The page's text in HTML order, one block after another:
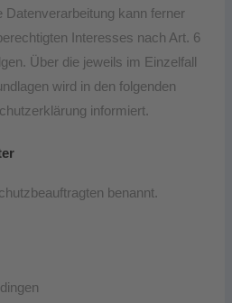
kann ferner
Interesses nach Art. 6
Über die jeweils im Einzelfall
wird in den folgenden
informiert.
benannt.